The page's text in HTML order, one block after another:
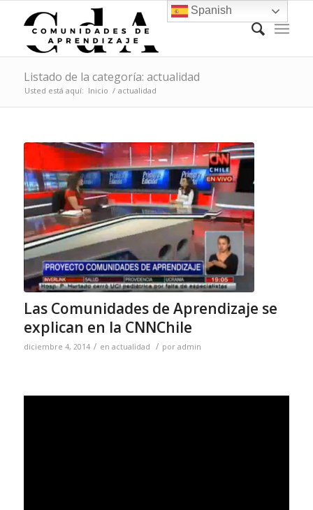
Listado de la categoría: actualidad
Usted está aquí: Inicio / actualidad
Las Comunidades de Aprendizaje se
explican en la CNNChile
diciembre 4, 2014 / en actualidad / por admin
Spanish